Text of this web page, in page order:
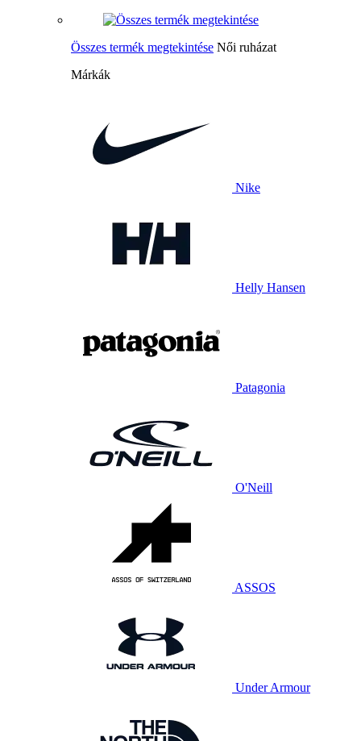
Összes termék megtekintése Női ruházat
Márkák
Nike
Helly Hansen
Patagonia
O'Neill
ASSOS
Under Armour